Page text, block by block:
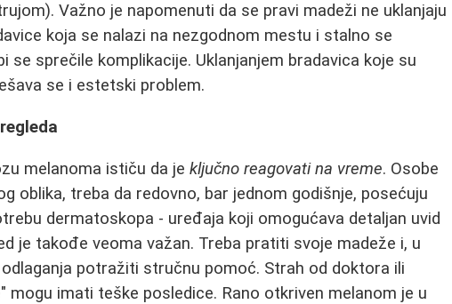
Važno je napomenuti da se pravi madeži ne uklanjaju
koja se nalazi na nezgodnom mestu i stalno se
se sprečile komplikacije. Uklanjanjem bradavica koje su
se i estetski problem.
melanoma ističu da jeključno reagovati na vreme. Osobe
oblika, treba da redovno, bar jednom godišnje, posećuju
dermatoskopa - uređaja koji omogućava detaljan uvid
je takođe veoma važan. Treba pratiti svoje madeže i, u
potražiti stručnu pomoć. Strah od doktora ili
mogu imati teške posledice. Rano otkriven melanom je u